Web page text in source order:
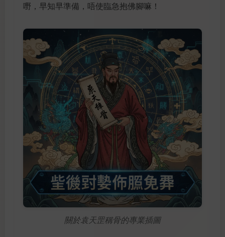
嘢，早知早準備，唔使臨急抱佛腳嘛！
關於袁天罡稱骨的專業插圖